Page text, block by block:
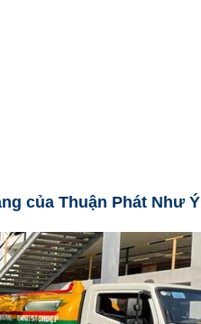
của Thuận Phát Như Ý